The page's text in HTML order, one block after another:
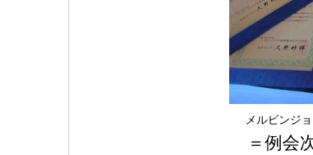
メルビンジ
＝例会